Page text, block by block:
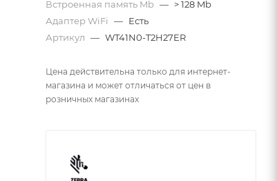
Встроенная память Mb — > 128 Mb
Адаптер WiFi
— Есть
Артикул — WT41N0-T2H27ER
Цена действительна только для интернет-
магазина и может отличаться от цен в
розничных магазинах